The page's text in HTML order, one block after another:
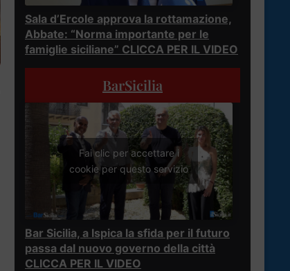
Sala d’Ercole approva la rottamazione,
Abbate: “Norma importante per le
famiglie siciliane” CLICCA PER IL VIDEO
BarSicilia
Fai clic per accettare i
cookie per questo servizio
Bar Sicilia, a Ispica la sfida per il futuro
passa dal nuovo governo della città
CLICCA PER IL VIDEO